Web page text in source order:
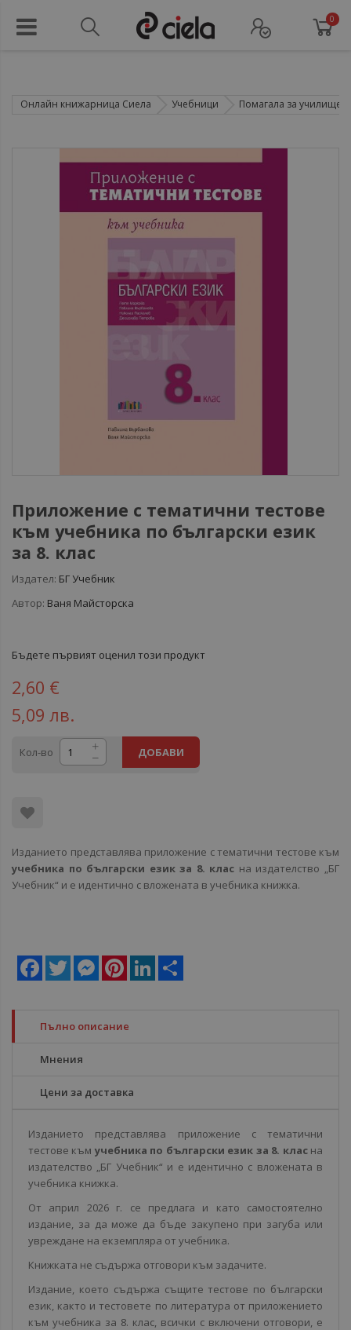
0
Онлайн книжарница Сиела Учебници Помагала за училище
Приложение с тематични тестове
към учебника по български език
за 8. клас
Издател: БГ Учебник
Автор: Ваня Майсторска
Бъдете първият оценил този продукт
2,60 €
5,09 лв.
Кол-во ДОБАВИ
Изданието представлява приложение с тематични тестове към
учебника по български език за 8. клас на издателство „БГ
Учебник“ и е идентично с вложената в учебника книжка.
Facebook
Twitter MessengerPinterestLinkedIn
Пълно описание
Мнения
Цени за доставка
Изданието представлява приложение с тематични
тестове към учебника по български език за 8. класна
издателство „БГ Учебник“ и е идентично с вложената в
учебника книжка.
От април 2026 г. се предлага и като самостоятелно
издание, за да може да бъде закупено при загуба или
увреждане на екземпляра от учебника.
Книжката не съдържа отговори към задачите.
Издание, което съдържа същите тестове по български
език, както и тестовете по литература от приложението
към учебника за 8. клас, всички с включени отговори, е